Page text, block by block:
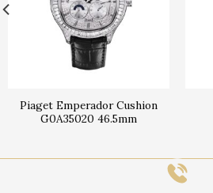
Piaget Emperador Cushion
G0A35020 46.5mm